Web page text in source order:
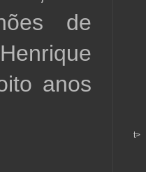
de
anos
t>